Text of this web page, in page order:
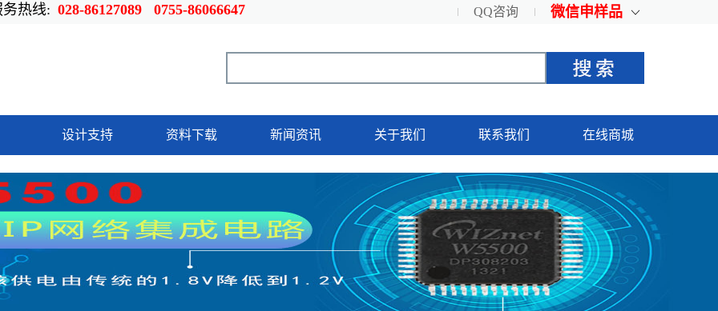
线: 028-86127089 0755-86066647 QQ咨询 微信申样品
设计支持 资料下载 新闻资讯 关于我们 联系我们 在线商城